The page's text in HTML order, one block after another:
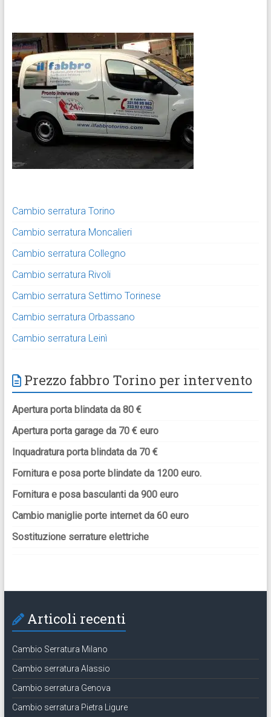
Cambio serratura Torino
Cambio serratura Moncalieri
Cambio serratura Collegno
Cambio serratura Rivoli
Cambio serratura Settimo Torinese
Cambio serratura Orbassano
Cambio serratura Leinì
Prezzo fabbro Torino per intervento
Apertura porta blindata da 80 €
Apertura porta garage da 70 € euro
Inquadratura porta blindata da 70 €
Fornitura e posa porte blindate da 1200 euro.
Fornitura e posa basculanti da 900 euro
Cambio maniglie porte internet da 60 euro
Sostituzione serrature elettriche
Articoli recenti
Cambio Serratura Milano
Cambio serratura Alassio
Cambio serratura Genova
Cambio serratura Pietra Ligure